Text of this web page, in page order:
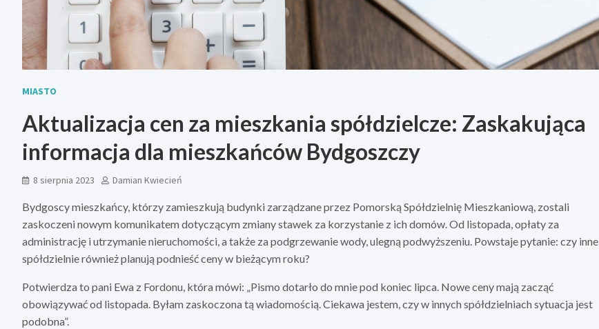
MIASTO
Aktualizacja cen za mieszkania spółdzielcze: Zaskakująca
informacja dla mieszkańców Bydgoszczy
8 sierpnia 2023 Damian Kwiecień
Bydgoscy mieszkańcy, którzy zamieszkują budynki zarządzane przez Pomorską Spółdzielnię Mieszkaniową, zostali
zaskoczeni nowym komunikatem dotyczącym zmiany stawek za korzystanie z ich domów. Od listopada, opłaty za
administrację i utrzymanie nieruchomości, a także za podgrzewanie wody, ulegną podwyższeniu. Powstaje pytanie: czy inne
spółdzielnie również planują podnieść ceny w bieżącym roku?
Potwierdza to pani Ewa z Fordonu, która mówi: „Pismo dotarło do mnie pod koniec lipca. Nowe ceny mają zacząć
obowiązywać od listopada. Byłam zaskoczona tą wiadomością. Ciekawa jestem, czy w innych spółdzielniach sytuacja jest
podobna”.